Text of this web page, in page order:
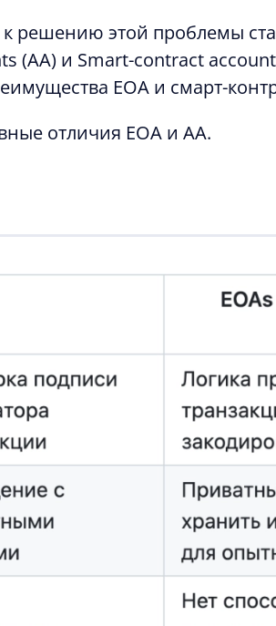
решению этой проблемы
(AA) и Smart-contract
EOA и смарт-
отличия EOA и AA.